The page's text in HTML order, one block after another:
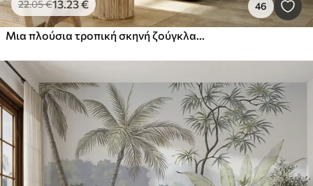
22.05€13.23€ 46
Μια πλούσια τροπική σκηνή ζούγκλας με διάφορους φοίνικες, μεγάλα φύλλα και πολύχρωμα λουλούδια στο προσκήνιο